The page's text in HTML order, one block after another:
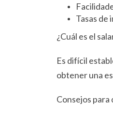
Tasas de
¿Cuál es el
Es difícil
obtener una
Consejos